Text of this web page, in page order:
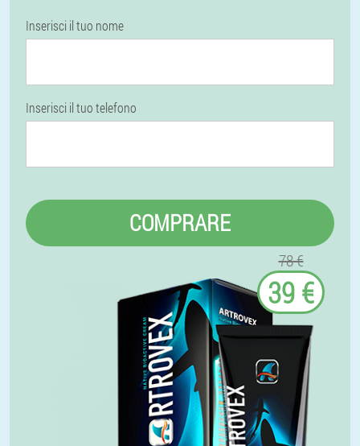
Inserisci il tuo nome
Inserisci il tuo telefono
COMPRARE
78 €
39 €